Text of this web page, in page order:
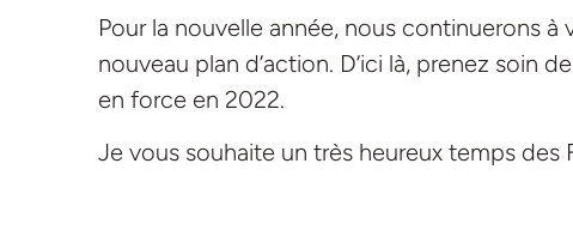
Pour la nouvelle année, nous continuerons
nouveau plan d’action. D’ici là, prenez soin
en force en 2022.
Je vous souhaite un très heureux temps des